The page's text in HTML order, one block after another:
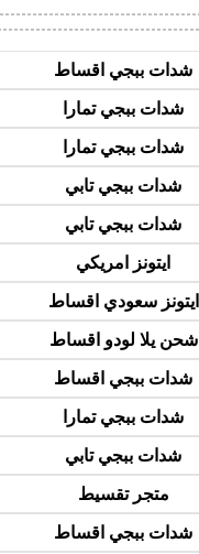
شدات ببجي اقساط
شدات ببجي تمارا
شدات ببجي تمارا
شدات ببجي تابي
شدات ببجي تابي
ايتونز امريكي
ايتونز سعودي اقساط
شحن يلا لودو اقساط
شدات ببجي اقساط
شدات ببجي تمارا
شدات ببجي تابي
متجر تقسيط
شدات ببجي اقساط